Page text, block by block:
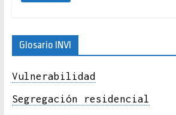
Glosario INVI
Vulnerabilidad
Segregación residencial